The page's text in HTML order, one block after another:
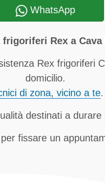
WhatsApp
Rex a Cava
Rex frigoriferi
domicilio.
di zona, vicino a te.
destinati a durare
fissare un